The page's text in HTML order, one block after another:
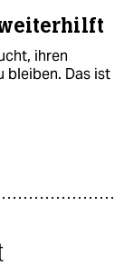
ihren
bleiben. Das ist